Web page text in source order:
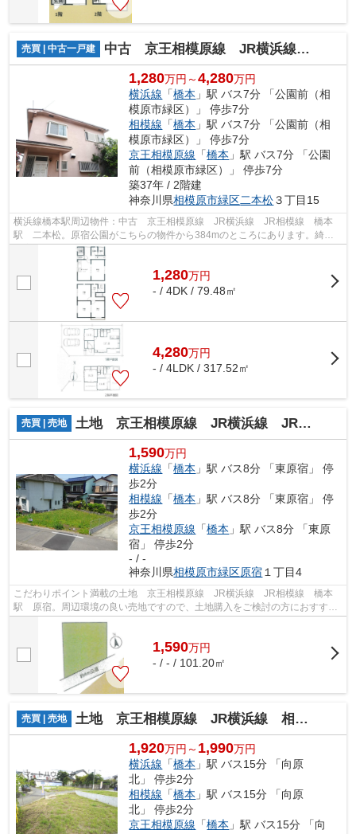
売買 | 中古一戸建 中古 京王相模原線 JR横浜線 JR相模線 橋本駅 二本松
1,280万円～4,280万円
横浜線 「橋本 」駅 バス7分 「公園前（相
模原市緑区）」 停歩7分
相模線 「橋本 」駅 バス7分 「公園前（相
模原市緑区）」 停歩7分
京王相模原線 「橋本 」駅 バス7分 「公園
前（相模原市緑区）」 停歩7分
築37年 / 2階建
神奈川県相模原市緑区二本松３丁目15
横浜線橋本駅周辺物件：中古 京王相模原線 JR横浜線 JR相模線 橋本
駅 二本松。原宿公園がこちらの物件から384mのところにあります。綺麗
な室内の中古戸建て物件で素敵な日々をお...
1,280万円
- / 4DK / 79.48㎡
4,280万円
- / 4LDK / 317.52㎡
売買 | 売地 土地 京王相模原線 JR横浜線 JR相模線 橋本駅 原宿
1,590万円
横浜線 「橋本 」駅 バス8分 「東原宿」 停
歩2分
相模線 「橋本 」駅 バス8分 「東原宿」 停
歩2分
京王相模原線 「橋本 」駅 バス8分 「東原
宿」 停歩2分
- / -
神奈川県相模原市緑区原宿１丁目4
こだわりポイント満載の土地 京王相模原線 JR横浜線 JR相模線 橋本
駅 原宿。周辺環境の良い売地ですので、土地購入をご検討の方におすすめ
です。建築プランの自由度が高い、平坦...
1,590万円
- / - / 101.20㎡
売買 | 売地 土地 京王相模原線 JR横浜線 相模線 橋本駅 久保沢３
1,920万円～ 1,990万円
横浜線 「橋本 」駅 バス15分 「向原
北」 停歩2分
相模線 「橋本 」駅 バス15分 「向原
北」 停歩2分
京王相模原線 「橋本 」駅 バス15分 「向